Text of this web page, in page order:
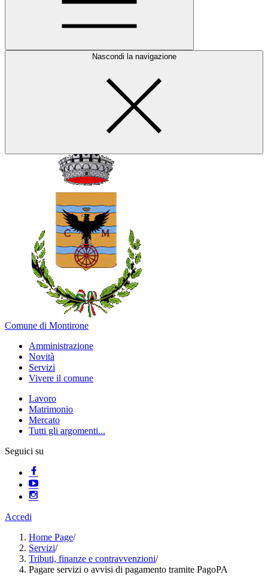
Nascondi la navigazione
Comune di Montirone
Amministrazione
Novità
Servizi
Vivere il comune
Lavoro
Matrimonio
Mercato
Tutti gli argomenti...
Seguici su
Accedi
Home Page/
Servizi/
Tributi, finanze e contravvenzioni/
Pagare servizi o avvisi di pagamento tramite PagoPA